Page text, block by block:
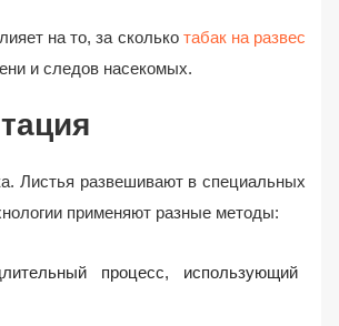
на то, за сколько табак на развес
и следов насекомых.
Листья развешивают в специальных
применяют разные методы:
процесс, использующий